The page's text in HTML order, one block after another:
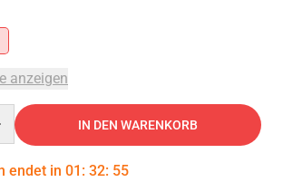
anzeigen
IN DEN WARENKORB
endet in 01 : 32: 55